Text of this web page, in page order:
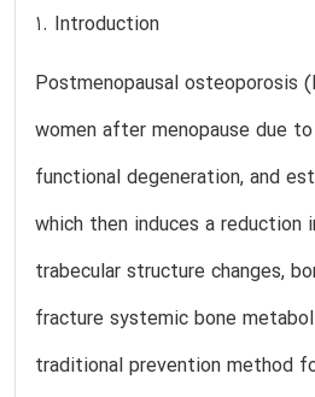
1. Introduction
Postmenopausal osteoporosis
women after menopause due
functional degeneration, and
which then induces a reduction
trabecular structure changes,
fracture systemic bone
traditional prevention method